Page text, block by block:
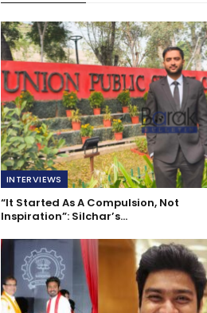
INTERVIEWS
“It Started As A Compulsion, Not
Inspiration”: Silchar’s…